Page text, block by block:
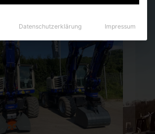
Datenschutzerklärung Impressum